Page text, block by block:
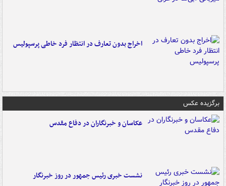
اخراج بدون تعارف در انتظار فرد خاطی پرسپولیس
برگزیده عکس
عکاسان و خبرنگاران در دفاع مقدس
نشست خبری رئیس جمهور در روز خبرنگار